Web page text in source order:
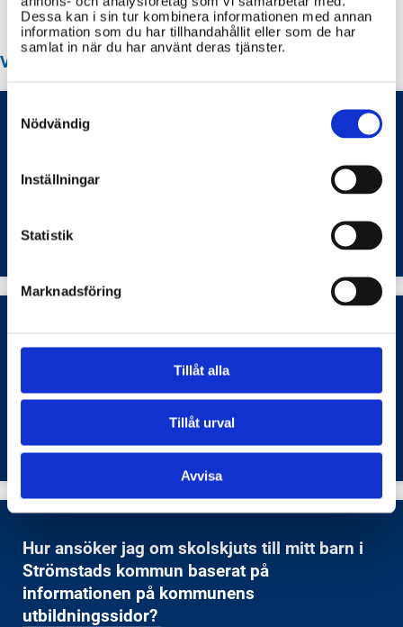
Dessa kan i sin tur kombinera informationen med annan
information som du har tillhandahållit eller som de har
samlat in när du har använt deras tjänster.
Selection
Nödvändig
Inställningar
Statistik
Marknadsföring
Tillåt alla
Tillåt urval
Avvisa
VANLIGA FRÅGOR OM STRÖMSTAD KOMMUN
Strömstads kommun och vilka avgifter gäller?
Hur anmäler jag mitt barn till grundskolan i
Strömstads kommun och hur fungerar
skolvalet?
Hur ansöker jag om skolskjuts till mitt barn i
Strömstads kommun baserat på
informationen på kommunens
utbildningssidor?